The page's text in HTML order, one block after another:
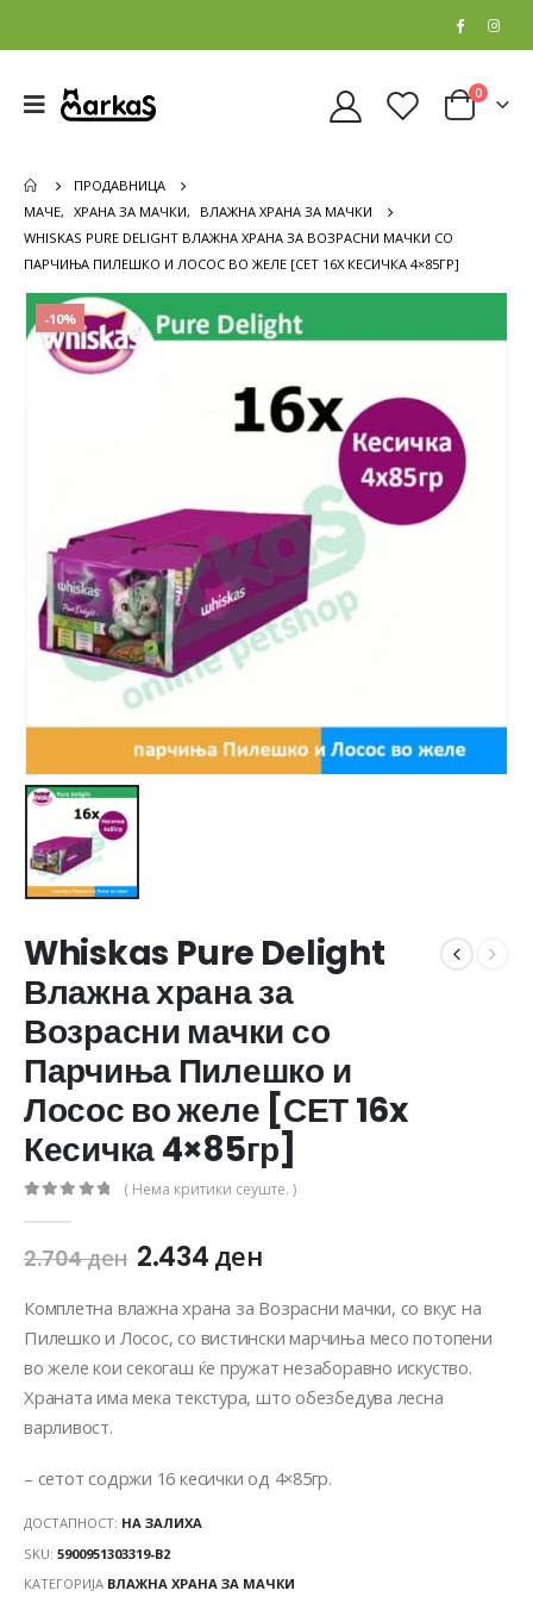
0
ПРОДАВНИЦА
МАЧЕ, ХРАНА ЗА МАЧКИ,
ВЛАЖНА ХРАНА ЗА МАЧКИ
WHISKAS PURE DELIGHT ВЛАЖНА ХРАНА ЗА ВОЗРАСНИ МАЧКИ СО
ПАРЧИЊА ПИЛЕШКО И ЛОСОС ВО ЖЕЛЕ [СЕТ 16X КЕСИЧКА 4×85ГР]
-10%
Whiskas Pure Delight
Влажна храна за
Возрасни мачки со
Парчиња Пилешко и
Лосос во желе [СЕТ 16x
Кесичка 4×85гр]
( Нема критики сеуште. )
2.704ден 2.434ден
Комплетна влажна храна за Возрасни мачки, со вкус на
Пилешко и Лосос, со вистински марчиња месо потопени
во желе кои секогаш ќе пружат незаборавно искуство.
Храната има мека текстура, што обезбедува лесна
варливост.
– сетот содржи 16 кесички од 4×85гр.
ДОСТАПНОСТ: НА ЗАЛИХА
SKU: 5900951303319-B2
КАТЕГОРИЈА ВЛАЖНА ХРАНА ЗА МАЧКИ